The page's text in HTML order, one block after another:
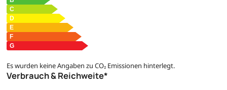
Es wurden keine Angaben zu CO₂ Emissionen hinterlegt.
Verbrauch & Reichweite*